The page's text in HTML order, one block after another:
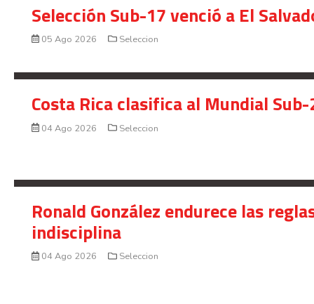
Selección Sub-17 venció a El
05 Ago 2026 Seleccion
Costa Rica clasifica al Mundial
04 Ago 2026 Seleccion
Ronald González endurece las
indisciplina
04 Ago 2026 Seleccion